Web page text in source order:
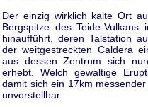
Der einzig wirklich kalte Ort
Bergspitze des Teide-
hinaufführt, deren Talstation
der weitgestreckten Caldera
aus dessen Zentrum sich
erhebt. Welch gewaltige
damit sich ein 17km
unvorstellbar.